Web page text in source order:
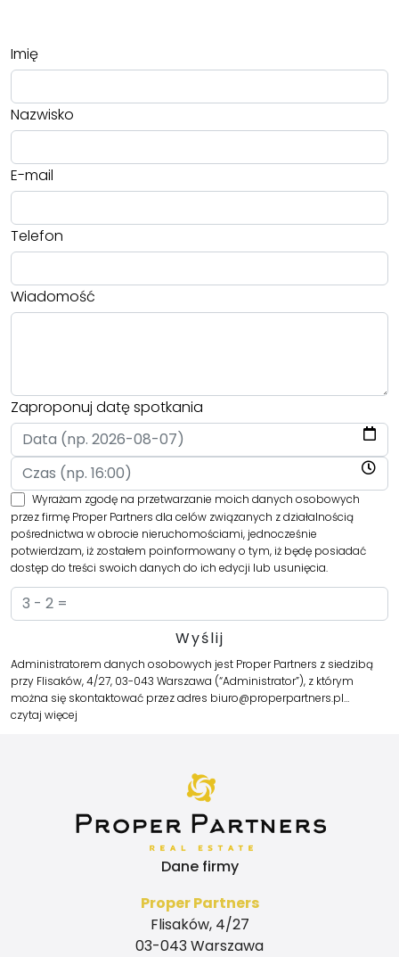
Imię
Nazwisko
E-mail
Telefon
Wiadomość
Zaproponuj datę spotkania
Wyrażam zgodę na przetwarzanie moich danych osobowych
przez firmę Proper Partners dla celów związanych z działalnością
pośrednictwa w obrocie nieruchomościami, jednocześnie
potwierdzam, iż zostałem poinformowany o tym, iż będę posiadać
dostęp do treści swoich danych do ich edycji lub usunięcia.
Administratorem danych osobowych jest Proper Partners z siedzibą
przy Flisaków, 4/27, 03-043 Warszawa (“Administrator”), z którym
można się skontaktować przez adres biuro@properpartners.pl…
czytaj więcej
Dane firmy
Proper Partners
Flisaków, 4/27
03-043 Warszawa